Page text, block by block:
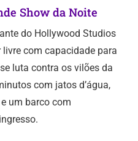
Show da Noite
do Hollywood Studios
com capacidade para
luta contra os vilões da
com jatos d’água,
um barco com